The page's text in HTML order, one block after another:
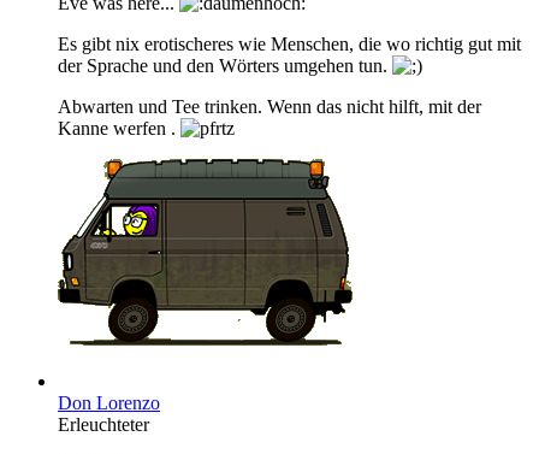
Es gibt nix erotischeres wie Menschen, die wo richtig gut mit
der Sprache und den Wörters umgehen tun.
Abwarten und Tee trinken. Wenn das nicht hilft, mit der
Kanne werfen .
Don Lorenzo
Erleuchteter